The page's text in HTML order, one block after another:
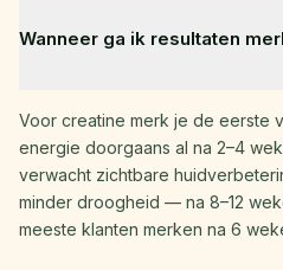
Wanneer ga ik resultaten
Voor creatine merk je de eerste
energie doorgaans al na 2–4
verwacht zichtbare
minder droogheid — na 8–12
meeste klanten merken na 6